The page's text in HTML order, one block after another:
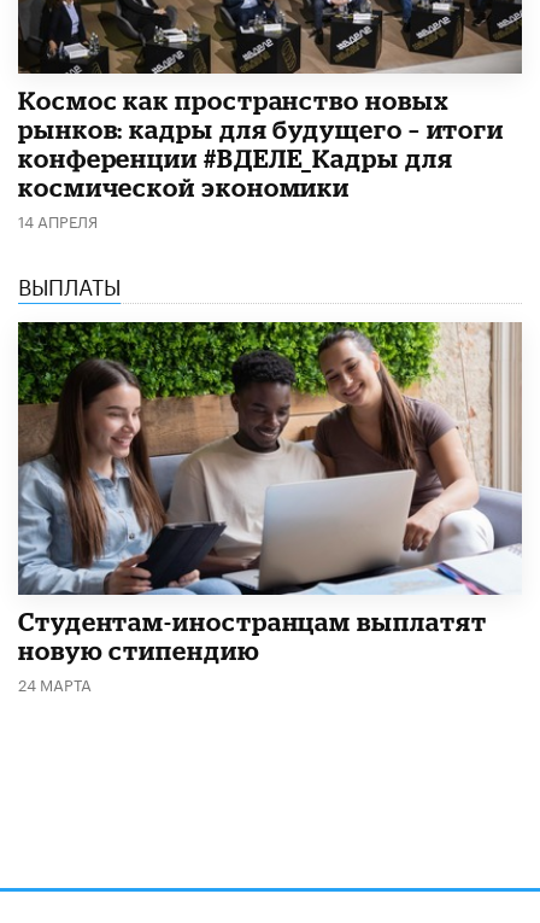
Космос как пространство новых
рынков: кадры для будущего – итоги
конференции #ВДЕЛЕ_Кадры для
космической экономики
14 АПРЕЛЯ
ВЫПЛАТЫ
Студентам-иностранцам выплатят
новую стипендию
24 МАРТА